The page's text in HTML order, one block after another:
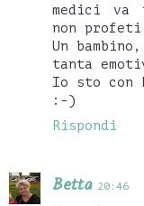
medici va
non
Un
tanta
Io sto con
:-)
Rispondi
Betta 20:46